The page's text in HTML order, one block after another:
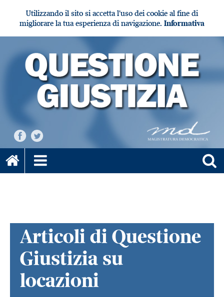
Utilizzando il sito si accetta l'uso dei cookie al fine di
migliorare la tua esperienza di navigazione. Informativa
Articoli di Questione
Giustizia su
locazioni